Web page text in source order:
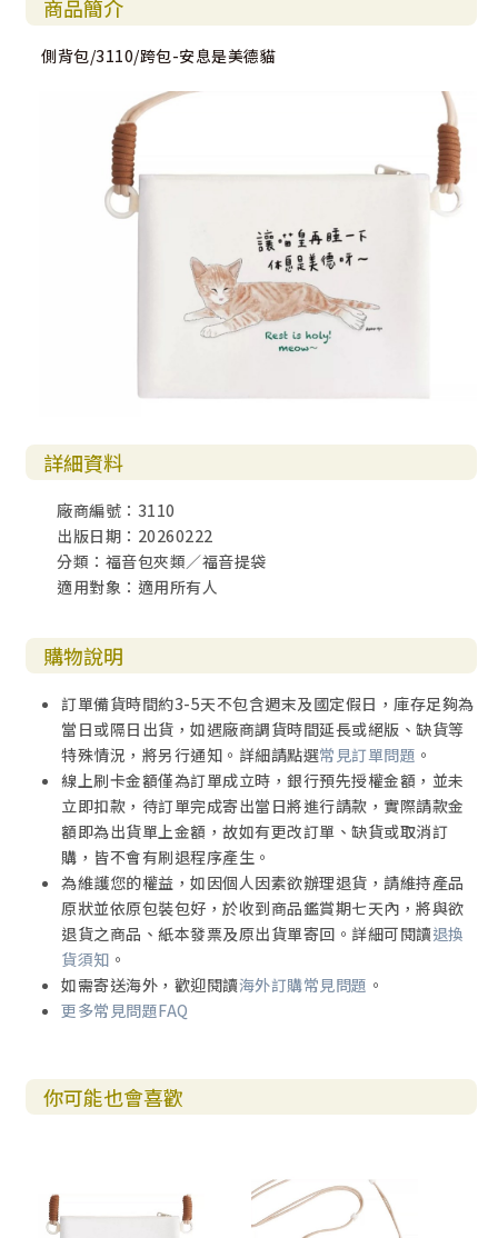
商品簡介
側背包/3110/跨包-安息是美德貓
詳細資料
廠商編號：3110
出版日期：20260222
分類：福音包夾類／福音提袋
適用對象：適用所有人
購物說明
訂單備貨時間約3-5天不包含週末及國定假日，庫存足夠為
當日或隔日出貨，如遇廠商調貨時間延長或絕版、缺貨等
特殊情況，將另行通知。詳細請點選常見訂單問題 。
線上刷卡金額僅為訂單成立時，銀行預先授權金額，並未
立即扣款，待訂單完成寄出當日將進行請款，實際請款金
額即為出貨單上金額，故如有更改訂單、缺貨或取消訂
購，皆不會有刷退程序產生。
為維護您的權益，如因個人因素欲辦理退貨，請維持產品
原狀並依原包裝包好，於收到商品鑑賞期七天內，將與欲
退貨之商品、紙本發票及原出貨單寄回。詳細可閱讀退換
貨須知 。
如需寄送海外，歡迎閱讀海外訂購常見問題 。
更多常見問題FAQ
你可能也會喜歡